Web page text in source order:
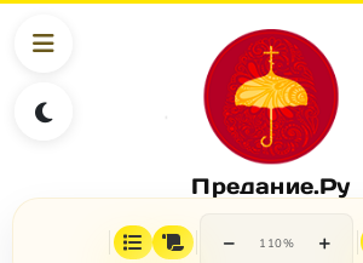
Предание.Ру
− 110% +